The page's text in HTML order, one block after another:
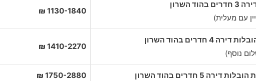
השרון
עם מעלית)
1130-1840 ₪
חדרים בהוד השרון
נוסף)
1410-2270 ₪
5 חדרים בהוד השרון 1750-2880 ₪